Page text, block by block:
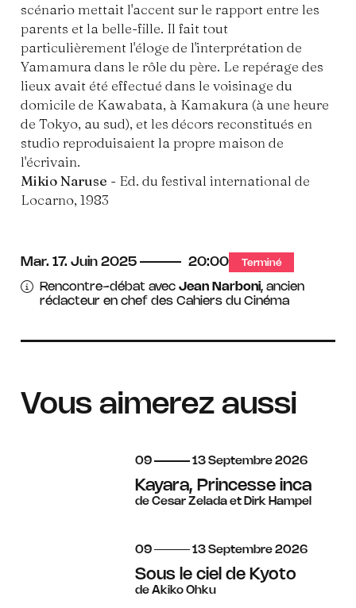
scénario mettait l'accent sur le rapport entre les
parents et la belle-fille. Il fait tout
particulièrement l'éloge de l'interprétation de
Yamamura dans le rôle du père. Le repérage des
lieux avait été effectué dans le voisinage du
domicile de Kawabata, à Kamakura (à une heure
de Tokyo, au sud), et les décors reconstitués en
studio reproduisaient la propre maison de
l'écrivain.
Mikio Naruse - Ed. du festival international de
Locarno, 1983
Mar. 17. Juin 2025 20:00 Terminé
Rencontre-débat avecJean Narboni, ancien
rédacteur en chef des Cahiers du Cinéma
Vous aimerez aussi
du
09 au
13 septembre
Septembre 2026
Kayara, Princesse inca
de Cesar Zelada et Dirk Hampel
du
09 au
13 septembre
Septembre 2026
Sous le ciel de Kyoto
de Akiko Ohku